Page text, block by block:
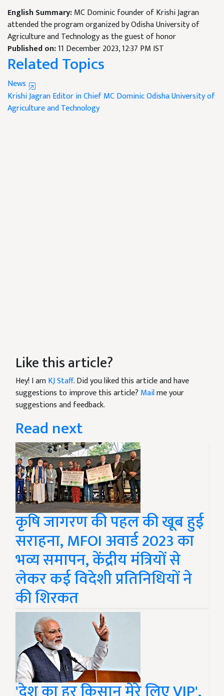
English Summary:MC Dominic founder of Krishi Jagran
attended the program organized by Odisha University of
Agriculture and Technology as the guest of honor
Published on:11 December 2023, 12:37 PM IST
Related Topics
News
Krishi JagranEditor in Chief MC DominicOdisha University of
Agriculture and Technology
Like this article?
Hey! I amKJ Staff. Did you liked this article and have
suggestions to improve this article? Mailme your
suggestions and feedback.
Read next
कृषि जागरण की पहल की खूब हुई
सराहना, MFOI अवार्ड 2023 का
भव्य समापन, केंद्रीय मंत्रियों से
लेकर कई विदेशी प्रतिनिधियों ने
की शिरकत